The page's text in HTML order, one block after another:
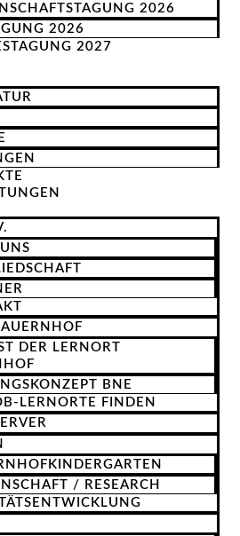
2026
2026
2027
DER LERNORT
BNE
LERNORTE FINDEN
/ RESEARCH